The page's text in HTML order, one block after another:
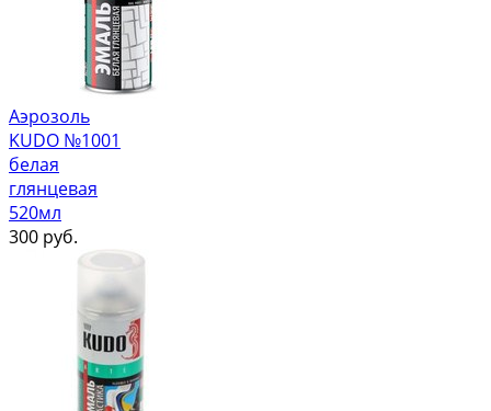
Аэрозоль
KUDO №1001
белая
глянцевая
520мл
300 руб.